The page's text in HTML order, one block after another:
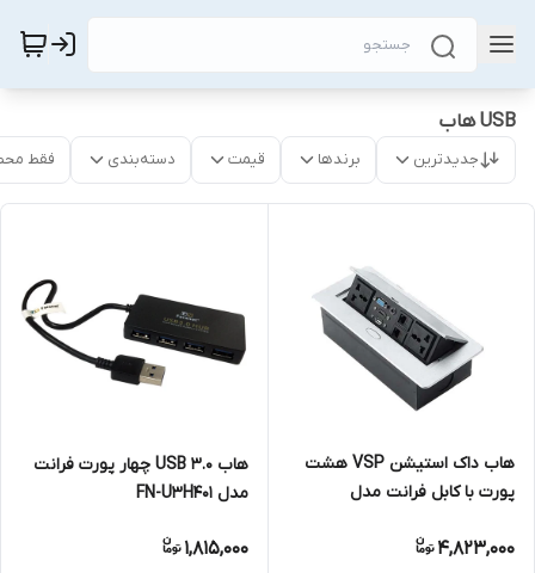
USB هاب
جدیدترین برندها قیمت دسته‌بندی فقط
هاب داک استیشن VSP هشت
پورت با کابل فرانت مدل
4,823,000
هاب USB 3.0 چهار پورت فرانت
مدل FN-U3H401
1,815,000